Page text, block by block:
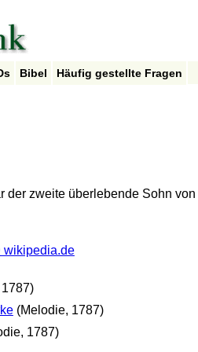
Bibel Häufig gestellte Fragen
der zweite überlebende Sohn von
wikipedia.de
(Melodie, 1787)
1787)